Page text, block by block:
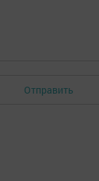
Отправить